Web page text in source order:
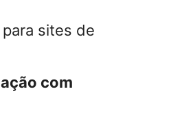
sites de
com